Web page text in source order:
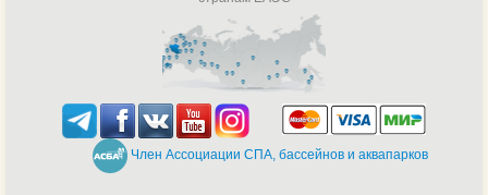
Член Ассоциации СПА, бассейнов и аквапарков